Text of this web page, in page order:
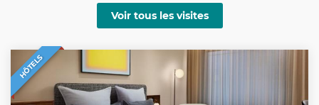
Voir tous les visites
HÔTELS